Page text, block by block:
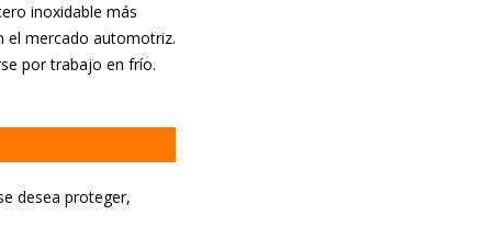
inoxidable más
el mercado automotriz.
por trabajo en frío.
desea proteger,